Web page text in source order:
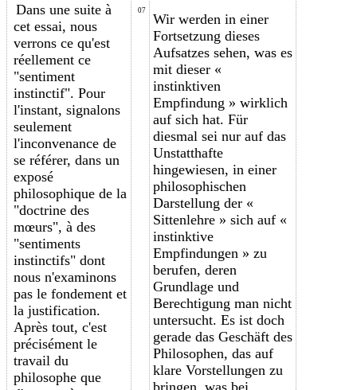
Dans une suite à
cet essai, nous
verrons ce qu'est
réellement ce
"sentiment
instinctif". Pour
l'instant, signalons
seulement
l'inconvenance de
se référer, dans un
exposé
philosophique de la
"doctrine des
mœurs", à des
"sentiments
instinctifs" dont
nous n'examinons
pas le fondement et
la justification.
Après tout, c'est
précisément le
travail du
philosophe que
07
Wir werden in einer
Fortsetzung dieses
Aufsatzes sehen, was es
mit dieser «
instinktiven
Empfindung » wirklich
auf sich hat. Für
diesmal sei nur auf das
Unstatthafte
hingewiesen, in einer
philosophischen
Darstellung der «
Sittenlehre » sich auf «
instinktive
Empfindungen » zu
berufen, deren
Grundlage und
Berechtigung man nicht
untersucht. Es ist doch
gerade das Geschäft des
Philosophen, das auf
klare Vorstellungen zu
bringen, was bei